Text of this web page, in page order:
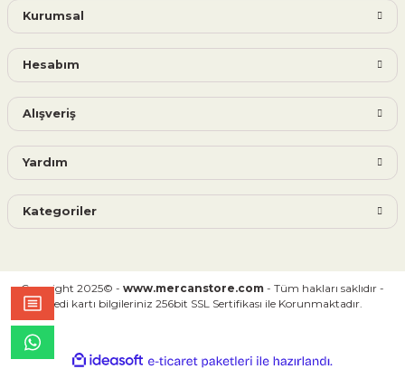
Kurumsal
Hesabım
Alışveriş
Yardım
Kategoriler
Copyright 2025© - www.mercanstore.com - Tüm hakları saklıdır -
Kredi kartı bilgileriniz 256bit SSL Sertifikası ile Korunmaktadır.
ideasoft e-